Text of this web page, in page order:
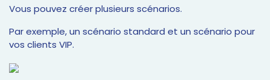
Vous pouvez créer plusieurs scénarios.
Par exemple, un scénario standard et un scénario pour
vos clients VIP.